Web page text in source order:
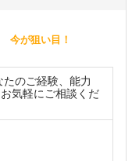
今が狙い目！
のご経験、能力
気軽にご相談くだ